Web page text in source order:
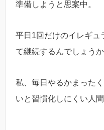
準備しようと思案中。
平日1回だけのイレギュ
て継続するんでしょう
私、毎日やるかまった
いと習慣化しにくい人